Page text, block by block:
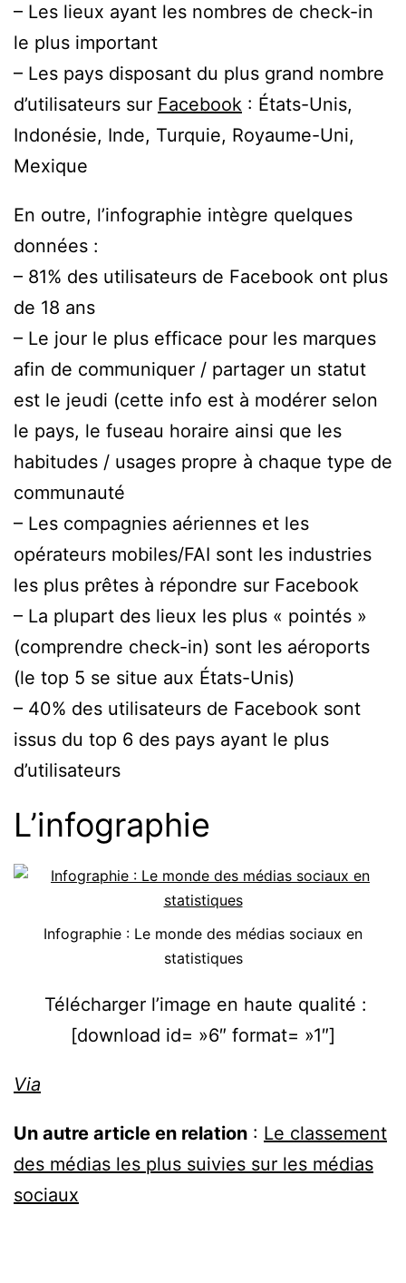
– Les lieux ayant les nombres de check-in
le plus important
– Les pays disposant du plus grand nombre
d’utilisateurs sur Facebook : États-Unis,
Indonésie, Inde, Turquie, Royaume-Uni,
Mexique
En outre, l’infographie intègre quelques
données :
– 81% des utilisateurs de Facebook ont plus
de 18 ans
– Le jour le plus efficace pour les marques
afin de communiquer / partager un statut
est le jeudi (cette info est à modérer selon
le pays, le fuseau horaire ainsi que les
habitudes / usages propre à chaque type de
communauté
– Les compagnies aériennes et les
opérateurs mobiles/FAI sont les industries
les plus prêtes à répondre sur Facebook
– La plupart des lieux les plus « pointés »
(comprendre check-in) sont les aéroports
(le top 5 se situe aux États-Unis)
– 40% des utilisateurs de Facebook sont
issus du top 6 des pays ayant le plus
d’utilisateurs
L’infographie
Infographie : Le monde des médias sociaux en
statistiques
Télécharger l’image en haute qualité :
[download id= »6″ format= »1″]
Via
Un autre article en relation : Le classement
des médias les plus suivies sur les médias
sociaux